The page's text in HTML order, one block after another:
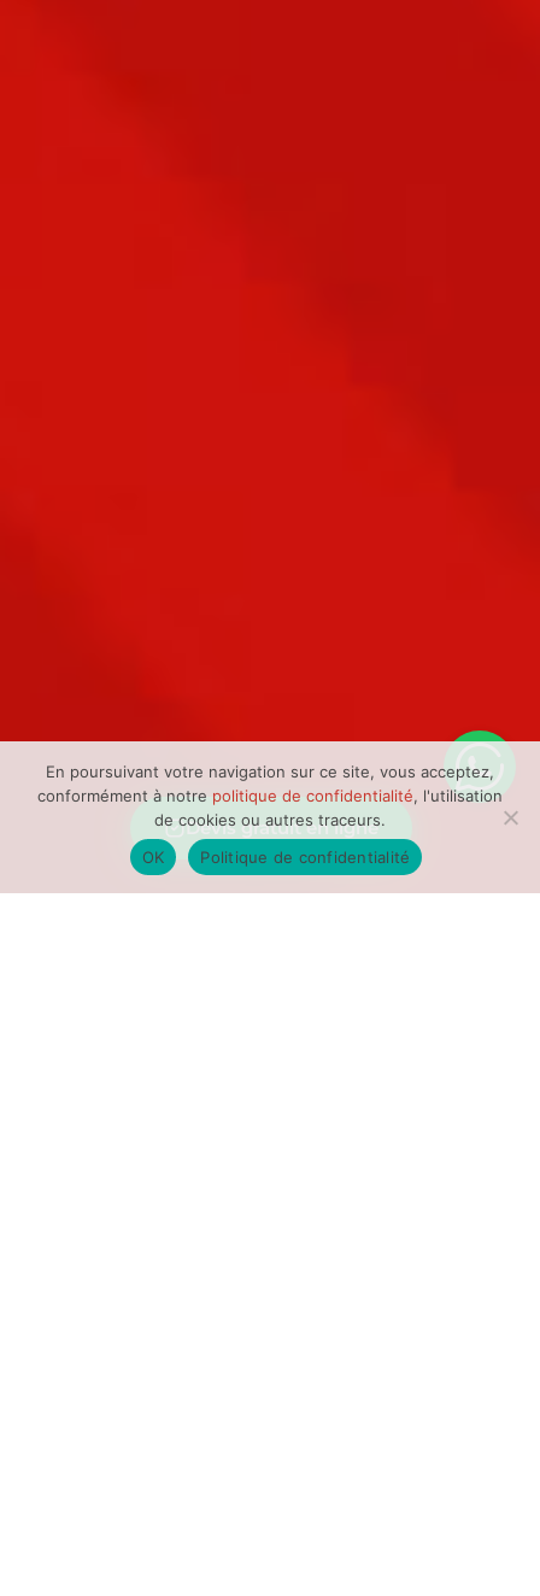
Devis gratuit en ligne
En poursuivant votre navigation sur ce site, vous acceptez,
conformément à notre politique de confidentialité, l'utilisation
de cookies ou autres traceurs.
OK
Politique de confidentialité